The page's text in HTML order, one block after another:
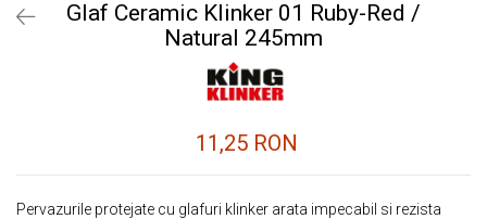
Glaf Ceramic Klinker 01 Ruby-Red /
Natural 245mm
11,25 RON
Pervazurile protejate cu glafuri klinker arata impecabil si rezista